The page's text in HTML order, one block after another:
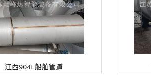
江西904L船舶管道